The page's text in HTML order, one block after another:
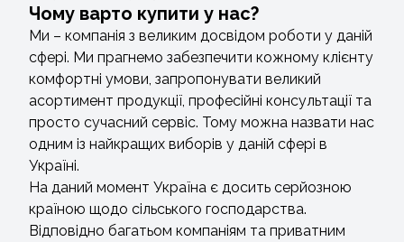
Чому варто купити у нас?
Ми – компанія з великим досвідом роботи у даній
сфері. Ми прагнемо забезпечити кожному клієнту
комфортні умови, запропонувати великий
асортимент продукції, професійні консультації та
просто сучасний сервіс. Тому можна назвати нас
одним із найкращих виборів у даній сфері в
Україні.
На даний момент Україна є досить серйозною
країною щодо сільського господарства.
Відповідно багатьом компаніям та приватним